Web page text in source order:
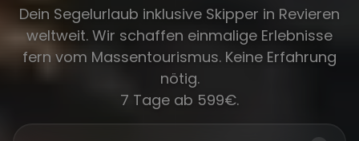
Dein Segelurlaub inklusive Skipper in Revieren
weltweit. Wir schaffen einmalige Erlebnisse
fern vom Massentourismus. Keine Erfahrung
nötig.
7 Tage ab 599€.